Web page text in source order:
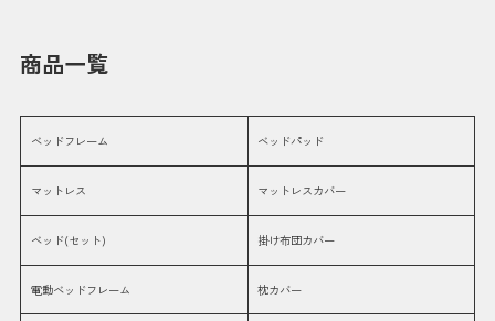
商品一覧
ベッドフレーム
マットレス
ベッド(セット)
電動ベッドフレーム
ベッドパッド
マットレスカバー
掛け布団カバー
枕カバー